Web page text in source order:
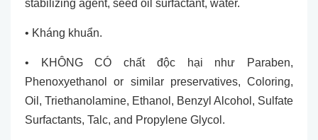
stabilizing agent, seed oil surfactant, water.
• Kháng khuẩn.
• KHÔNG CÓ chất độc hại như Paraben,
Phenoxyethanol or similar preservatives, Coloring,
Oil, Triethanolamine, Ethanol, Benzyl Alcohol, Sulfate
Surfactants, Talc, and Propylene Glycol.